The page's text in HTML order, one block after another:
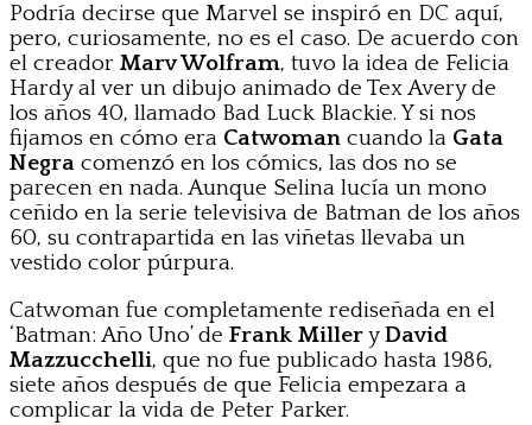
Podría decirse que Marvel se inspiró en DC aquí,
pero, curiosamente, no es el caso. De acuerdo con
el creador Marv Wolfram, tuvo la idea de Felicia
Hardy al ver un dibujo animado de Tex Avery de
los años 40, llamado Bad Luck Blackie. Y si nos
fijamos en cómo era Catwoman cuando la Gata
Negra comenzó en los cómics, las dos no se
parecen en nada. Aunque Selina lucía un mono
ceñido en la serie televisiva de Batman de los años
60, su contrapartida en las viñetas llevaba un
vestido color púrpura.
Catwoman fue completamente rediseñada en el
‘Batman: Año Uno’ de Frank MilleryDavid
Mazzucchelli, que no fue publicado hasta 1986,
siete años después de que Felicia empezara a
complicar la vida de Peter Parker.